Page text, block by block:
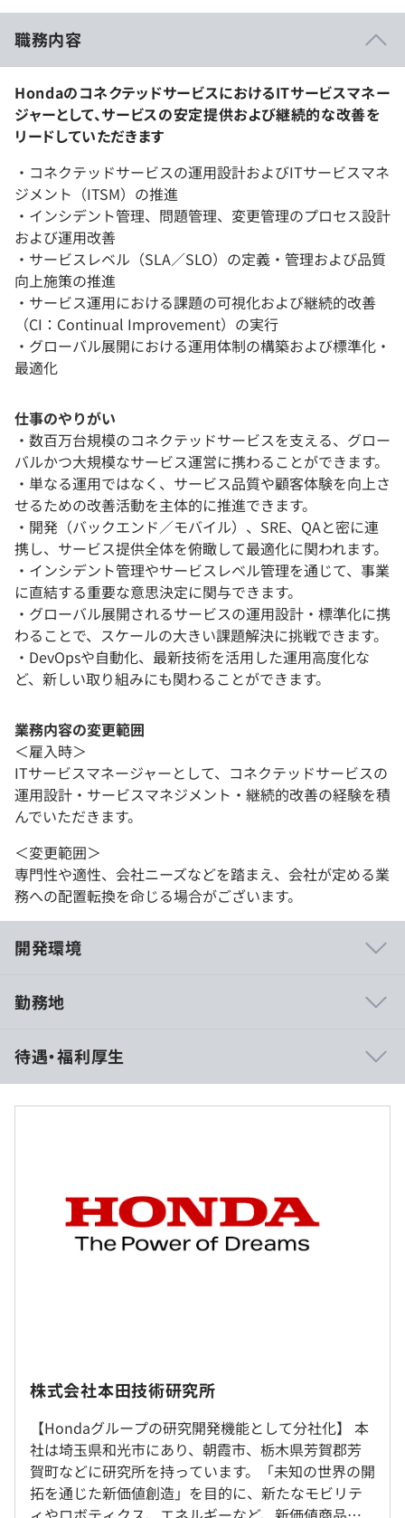
職務内容
HondaのコネクテッドサービスにおけるITサービスマネー
ジャーとして、サービスの安定提供および継続的な改善を
リードしていただきます
・コネクテッドサービスの運用設計およびITサービスマネ
ジメント（ITSM）の推進
・インシデント管理、問題管理、変更管理のプロセス設計
および運用改善
・サービスレベル（SLA／SLO）の定義・管理および品質
向上施策の推進
・サービス運用における課題の可視化および継続的改善
（CI：Continual Improvement）の実行
・グローバル展開における運用体制の構築および標準化・
最適化
仕事のやりがい
・数百万台規模のコネクテッドサービスを支える、グロー
バルかつ大規模なサービス運営に携わることができます。
・単なる運用ではなく、サービス品質や顧客体験を向上さ
せるための改善活動を主体的に推進できます。
・開発（バックエンド／モバイル）、SRE、QAと密に連
携し、サービス提供全体を俯瞰して最適化に関われます。
・インシデント管理やサービスレベル管理を通じて、事業
に直結する重要な意思決定に関与できます。
・グローバル展開されるサービスの運用設計・標準化に携
わることで、スケールの大きい課題解決に挑戦できます。
・DevOpsや自動化、最新技術を活用した運用高度化な
ど、新しい取り組みにも関わることができます。
業務内容の変更範囲
＜雇入時＞
ITサービスマネージャーとして、コネクテッドサービスの
運用設計・サービスマネジメント・継続的改善の経験を積
んでいただきます。
＜変更範囲＞
専門性や適性、会社ニーズなどを踏まえ、会社が定める業
務への配置転換を命じる場合がございます。
開発環境
・Honda×AWSが仮想空間でクルマをつくる──車載ソ
フトウェア開発体制"Digital Proving Ground"爆速開発が
スタート！～前編～ - TECH PLAY Magazine
Honda | PwC Japanグループ
勤務地
就業場所の変更範囲
＜雇入時＞
上記オフィスへの出社orリモートワーク
＜変更範囲＞
待遇・福利厚生
勤務時間は応募職種ごとに設定します。（フレックスタイ
・年間休日121日
・長期休暇あり（GW、夏季、年末年始）
・平均有休取得日数19.5日（2021年度）
・年次有給休暇…16日～20日／年 ※勤続年数に応じて
付与
・慶弔休暇（結婚休暇…6日、忌引休暇…1～7日※続柄に
株式会社本田技術研究所
【Hondaグループの研究開発機能として分社化】 本
社は埼玉県和光市にあり、朝霞市、栃木県芳賀郡芳
賀町などに研究所を持っています。「未知の世界の開
拓を通じた新価値創造」を目的に、新たなモビリテ